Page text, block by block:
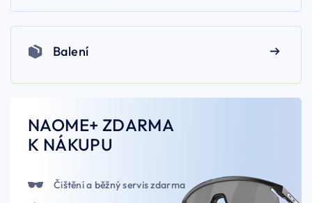
Balení
NAOME+ ZDARMA
K NÁKUPU
Čištění a běžný servis zdarma